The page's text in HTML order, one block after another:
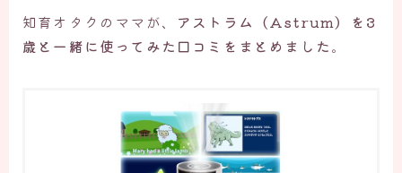
知育オタクのママが、 アストラム（Astrum）を3
歳と一緒に使ってみた口コミをまとめました。